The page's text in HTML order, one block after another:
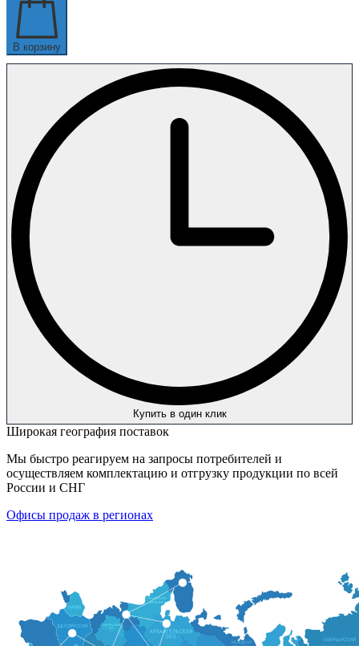
В корзину
Купить в один клик
Широкая география поставок
Мы быстро реагируем на запросы потребителей и
осуществляем комплектацию и отгрузку продукции по всей
России и СНГ
Офисы продаж в регионах